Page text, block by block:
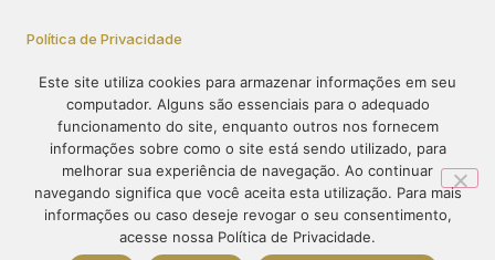
Política de Privacidade
Como Participar
© 1995-2023 – PRÓ-VIDA – Todos os direitos reservados. O
conteúdo deste site não pode ser publicado ou redistribuído sem
prévia autorização
Este site utiliza cookies para armazenar informações em seu
computador. Alguns são essenciais para o adequado
funcionamento do site, enquanto outros nos fornecem
informações sobre como o site está sendo utilizado, para
melhorar sua experiência de navegação. Ao continuar
navegando significa que você aceita esta utilização. Para mais
informações ou caso deseje revogar o seu consentimento,
acesse nossa Política de Privacidade.